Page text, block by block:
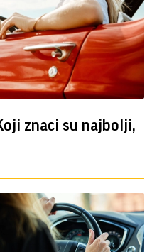
znaci su najbolji,